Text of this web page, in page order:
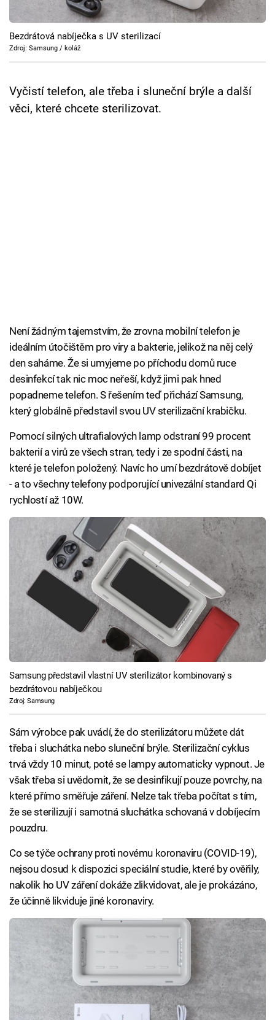
Cool Esport
Pořady
Sledujte prima+
Bezdrátová nabíječka s UV sterilizací
Zdroj: Samsung / koláž
Vyčistí telefon, ale třeba i sluneční brýle a další
věci, které chcete sterilizovat.
Není žádným tajemstvím, že zrovna mobilní telefon je
ideálním útočištěm pro viry a bakterie, jelikož na něj celý
den saháme. Že si umyjeme po příchodu domů ruce
desinfekcí tak nic moc neřeší, když jimi pak hned
popadneme telefon. S řešením teď přichází Samsung,
který globálně představil svou UV sterilizační krabičku.
Pomocí silných ultrafialových lamp odstraní 99 procent
bakterií a virů ze všech stran, tedy i ze spodní části, na
které je telefon položený. Navíc ho umí bezdrátově dobíjet
- a to všechny telefony podporující univezální standard Qi
rychlostí až 10W.
Samsung představil vlastní UV sterilizátor kombinovaný s
bezdrátovou nabíječkou
Zdroj: Samsung
Sám výrobce pak uvádí, že do sterilizátoru můžete dát
třeba i sluchátka nebo sluneční brýle. Sterilizační cyklus
trvá vždy 10 minut, poté se lampy automaticky vypnout. Je
však třeba si uvědomit, že se desinfikují pouze povrchy, na
které přímo směřuje záření. Nelze tak třeba počítat s tím,
že se sterilizují i samotná sluchátka schovaná v dobíjecím
pouzdru.
Co se týče ochrany proti novému koronaviru (COVID-19),
nejsou dosud k dispozici speciální studie, které by ověřily,
nakolik ho UV záření dokáže zlikvidovat, ale je prokázáno,
že účinně likviduje jiné koronaviry.